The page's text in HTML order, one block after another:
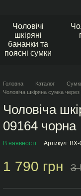
Чоловічі
шкіряні
бананки та
поясні сумки
Головна Каталог
Чоловіча шкіряна сумка
Чоловіча
09164 чорна
В наявності Артикул:
1 790 грн 3